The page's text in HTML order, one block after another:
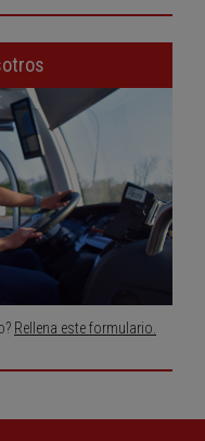
Rellena este formulario.